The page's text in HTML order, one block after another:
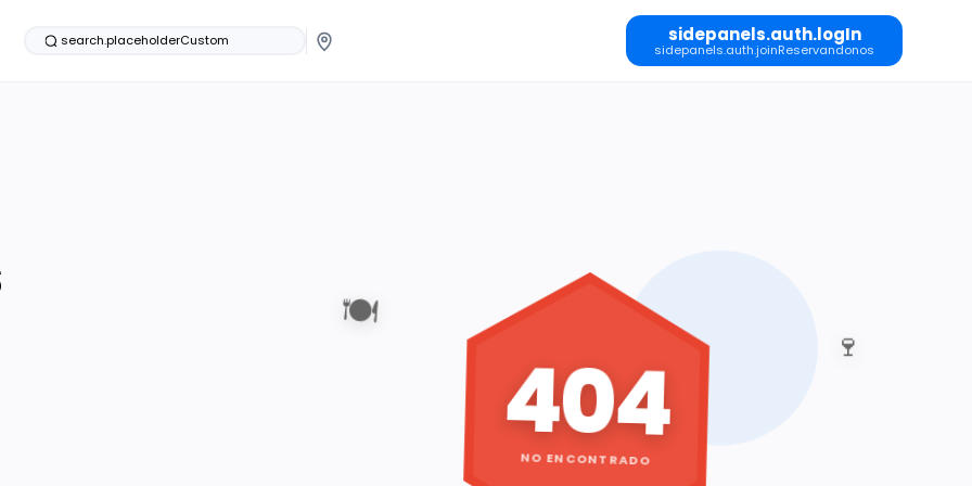
search.placeholderCustom sidepanels.auth.logIn
sidepanels.auth.joinReservandonos
🍽️
🍷
404
NO ENCONTRADO